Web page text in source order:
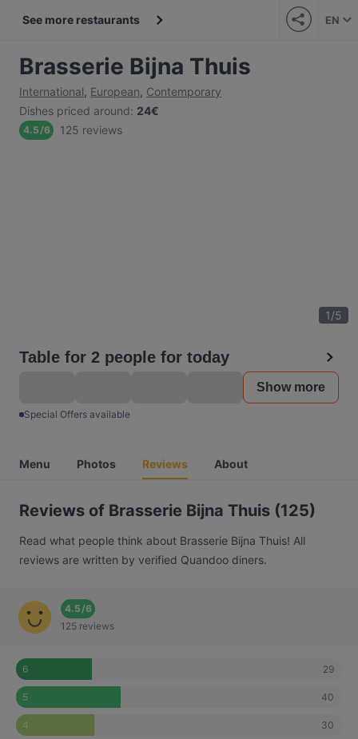
See more restaurants EN
Brasserie Bijna Thuis
International, European, Contemporary
Dishes priced around: 24€
4.5/6 125 reviews
1/5
Table for 2 people for today
Show more
Special Offers available
Menu Photos Reviews About
Reviews of Brasserie Bijna Thuis (125)
Read what people think about Brasserie Bijna Thuis! All
reviews are written by verified Quandoo diners.
4.5/6
125 reviews
6 29
5 40
4 30